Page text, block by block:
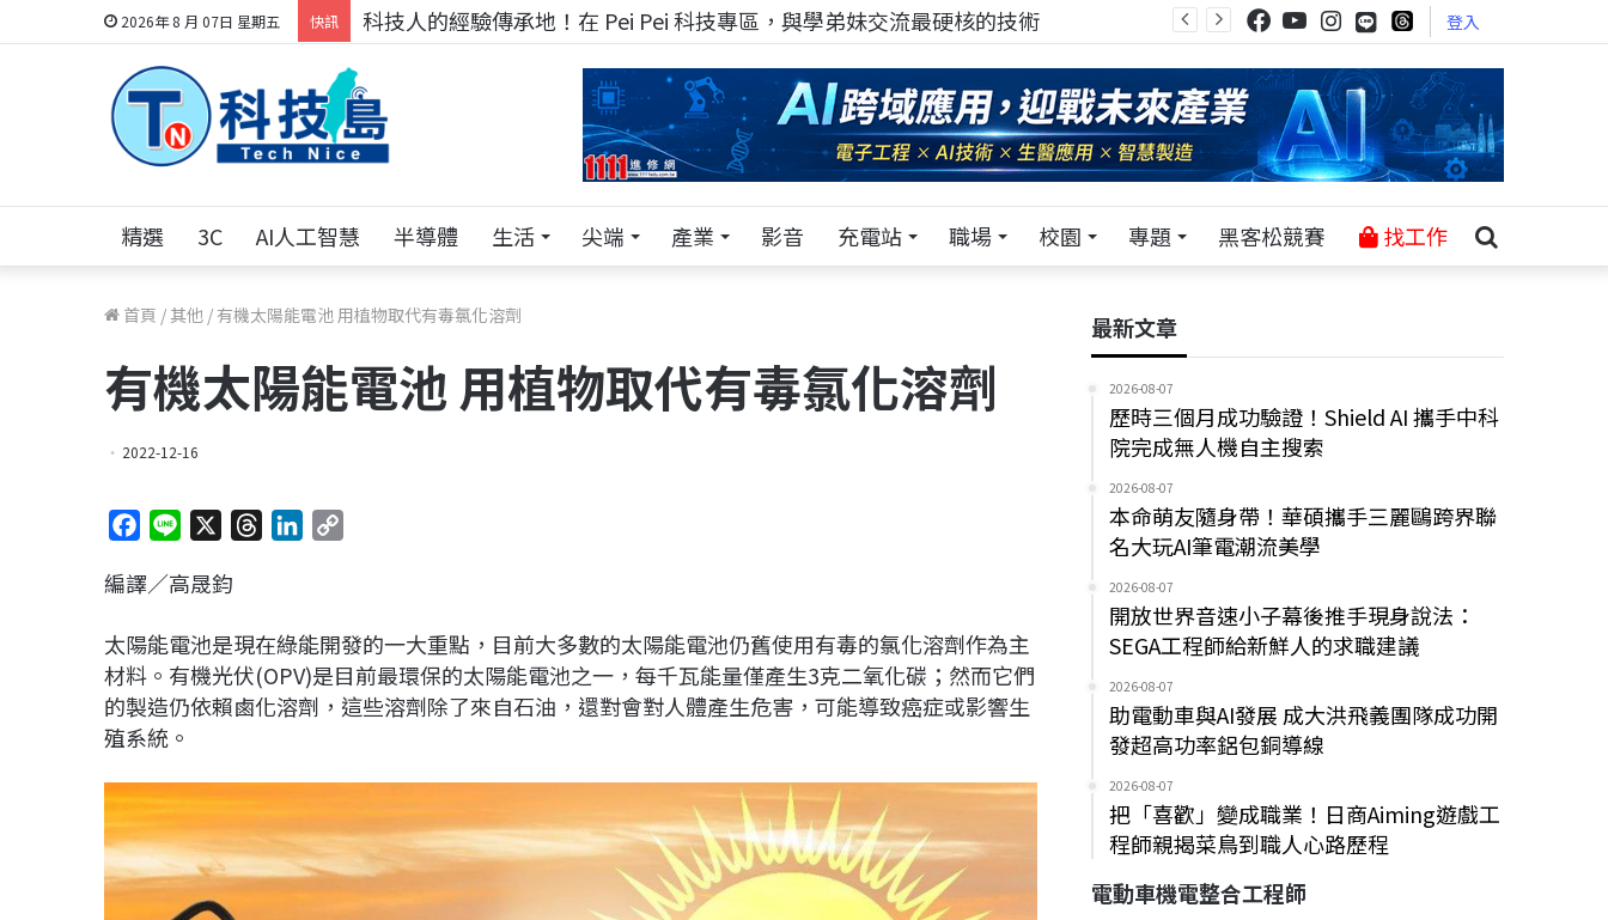
2026年 8 月 07日 星期五 快訊 科技人的經驗傳承地！在 Pei Pei 科技專區，與學弟妹交流最硬核的技術 登入
精選 3C AI人工智慧 半導體 生活 尖端 產業 影音 充電站 職場 校園 專題 黑客松競賽 找工作
首頁 /其他 / 有機太陽能電池 用植物取代有毒氯化溶劑
有機太陽能電池 用植物取代有毒氯化溶劑
2022-12-16
c
b
o
o
k
n
a
d
s
e
d
I
L
i
n
編譯／高晟鈞
太陽能電池是現在綠能開發的一大重點，目前大多數的太陽能電池仍舊使用有毒的氯化溶劑作為主
材料。有機光伏(OPV)是目前最環保的太陽能電池之一，每千瓦能量僅產生3克二氧化碳；然而它們
的製造仍依賴鹵化溶劑，這些溶劑除了來自石油，還對會對人體產生危害，可能導致癌症或影響生
殖系統。
最新文章
2026-08-07
歷時三個月成功驗證！Shield AI 攜手中科
院完成無人機自主搜索
2026-08-07
本命萌友隨身帶！華碩攜手三麗鷗跨界聯
名大玩AI筆電潮流美學
2026-08-07
開放世界音速小子幕後推手現身說法：
SEGA工程師給新鮮人的求職建議
2026-08-07
助電動車與AI發展 成大洪飛義團隊成功開
發超高功率鋁包銅導線
2026-08-07
把「喜歡」變成職業！日商Aiming遊戲工
程師親揭菜鳥到職人心路歷程
電動車機電整合工程師